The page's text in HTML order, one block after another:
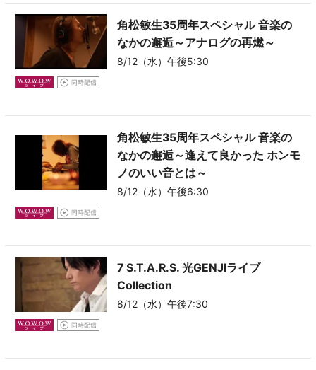
角松敏生35周年スペシャル 音楽の
なかの邂逅～アナログの再燃～
8/12（水）午後5:30
角松敏生35周年スペシャル 音楽の
なかの邂逅～逢えて良かった ホンモ
ノのいい音とは～
8/12（水）午後6:30
7 S.T.A.R.S. 光GENJIライブ
Collection
8/12（水）午後7:30